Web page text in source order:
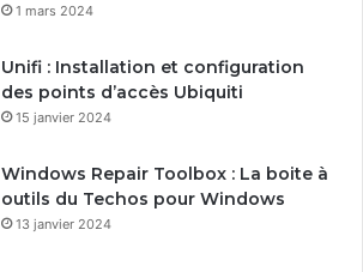
1 mars 2024
Unifi : Installation et configuration
des points d’accès Ubiquiti
15 janvier 2024
Windows Repair Toolbox : La boite à
outils du Techos pour Windows
13 janvier 2024